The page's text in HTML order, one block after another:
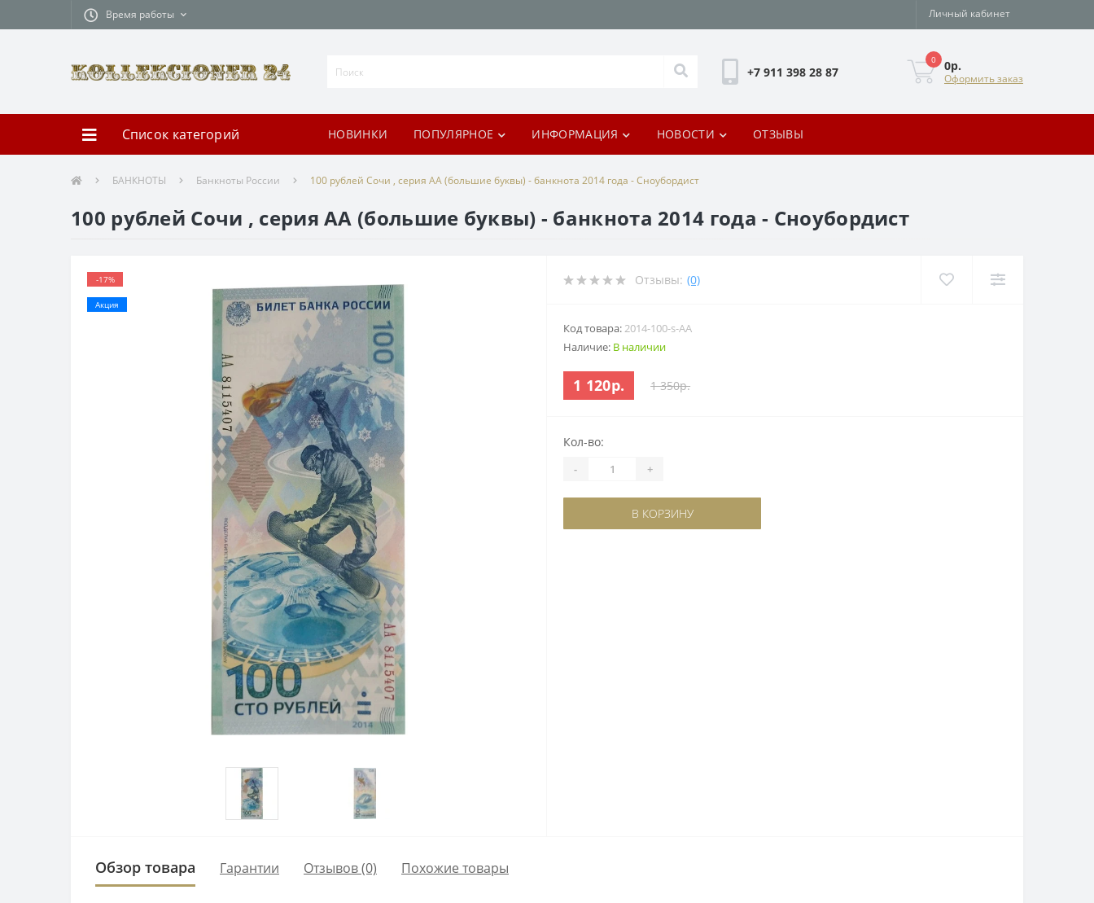
Время работы Личный кабинет
+7 911 398 28 87
0 0р.
Оформить заказ
Список категорий НОВИНКИ ПОПУЛЯРНОЕ ИНФОРМАЦИЯ НОВОСТИ ОТЗЫВЫ
БАНКНОТЫ Банкноты России 100 рублей Сочи , серия AA (большие буквы) - банкнота 2014 года - Сноубордист
100 рублей Сочи , серия AA (большие буквы) - банкнота 2014 года - Сноубордист
-17%
Акция
Отзывы: (0)
Код товара:2014-100-s-AA
Наличие: В наличии
1 120р. 1 350р.
Кол-во:
- +
В КОРЗИНУ
Обзор товара Гарантии Отзывов (0) Похожие товары